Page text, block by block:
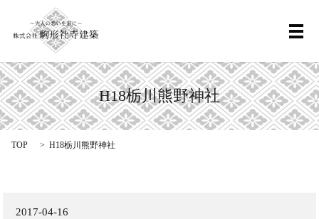
メ
H18栃川熊野神社
TOP H18栃川熊野神社
2017-04-16